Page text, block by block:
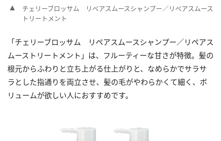
チェリーブロッサム リペアスムースシャンプー／リペアスムース
トリートメント
「チェリーブロッサム リペアスムースシャンプー／リペアス
ムーストリートメント」は、フルーティーな甘さが特徴。髪の
根元からふわりと立ち上がる仕上がりと、なめらかでサラサ
ラとした指通りを両立させ、髪の毛がやわらかくて細く、ボ
リュームが欲しい人におすすめです。